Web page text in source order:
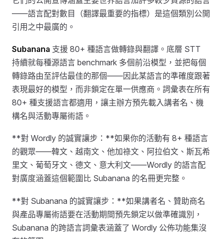
——語言配對數目（翻譯最重要的指標）是這個類別公開
引用之中最廣的。
Subanana 支援 80+ 種語言做轉錄與翻譯。底層 STT
持續就每種源語言 benchmark 多個前沿模型，並把每個
轉錄路由至評估最佳的那個——因此某語言的準確度跟著
表現最好的模型，而非鎖定在單一供應商。詞彙表在所有
80+ 種支援語言都適用，讓主辦方預先載入講者名、機
構名與活動專屬術語。
**對 Wordly 的誠實讓步：**如果你的活動有 8+ 種語言
的觀眾——韓文、越南文、他加祿文、阿拉伯文、斯瓦希
里文、葡萄牙文、德文、意大利文——Wordly 的語言配
對廣度涵蓋這個範圍比 Subanana 的名冊更完整。
**對 Subanana 的誠實讓步：**如果講者名、贊助商名
與產品專屬術語要在活動期間預先鎖定以做準確識別，
Subanana 的跨語言詞彙表涵蓋了 Wordly 公佈功能集沒